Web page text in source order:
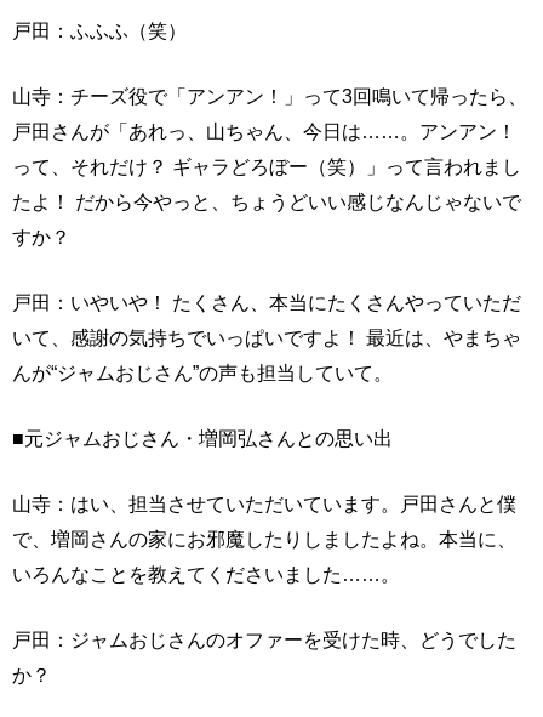
戸田：ふふふ（笑）
山寺：チーズ役で「アンアン！」って3回鳴いて帰ったら、
戸田さんが「あれっ、山ちゃん、今日は……。アンアン！
って、それだけ？ ギャラどろぼー（笑）」って言われまし
たよ！ だから今やっと、ちょうどいい感じなんじゃないで
すか？
戸田：いやいや！ たくさん、本当にたくさんやっていただ
いて、感謝の気持ちでいっぱいですよ！ 最近は、やまちゃ
んが“ジャムおじさん”の声も担当していて。
■元ジャムおじさん・増岡弘さんとの思い出
山寺：はい、担当させていただいています。戸田さんと僕
で、増岡さんの家にお邪魔したりしましたよね。本当に、
いろんなことを教えてくださいました……。
戸田：ジャムおじさんのオファーを受けた時、どうでした
か？